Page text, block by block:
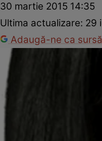
30 martie 2015 14:35
Ultima actualizare: 29
Adaugă-ne ca